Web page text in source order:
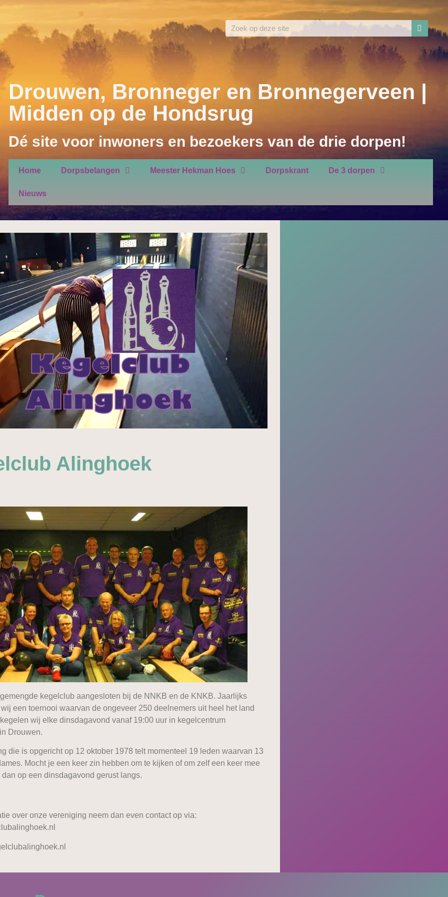
Drouwen, Bronneger en Bronnegerveen |
Midden op de Hondsrug
Dé site voor inwoners en bezoekers van de drie dorpen!
Home Dorpsbelangen Meester Hekman Hoes Dorpskrant De 3 dorpen
Nieuws
Alinghoek
kegelclub aangesloten bij de NNKB en de KNKB. Jaarlijks
een toernooi waarvan de ongeveer 250 deelnemers uit heel het land
wij elke dinsdagavond vanaf 19:00 uur in kegelcentrum
Drouwen.
die is opgericht op 12 oktober 1978 telt momenteel 19 leden waarvan 13
Mocht je een keer zin hebben om te kijken of om zelf een keer mee
dan op een dinsdagavond gerust langs.
over onze vereniging neem dan even contact op via: